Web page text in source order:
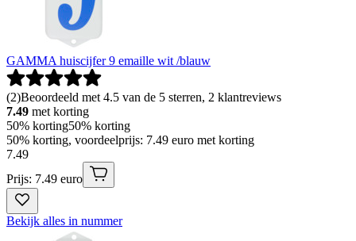
GAMMA huiscijfer 9 emaille wit /blauw
(2)Beoordeeld met 4.5 van de 5 sterren, 2 klantreviews
7.49 met korting
50% korting50% korting
50% korting, voordeelprijs: 7.49 euro met korting
7.49
Prijs: 7.49 euro
Bekijk alles in nummer